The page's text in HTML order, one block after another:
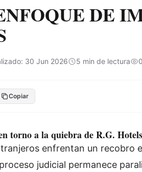
DE
30 Jun 2026 5 min de lectura 0
Copiar
torno a la quiebra de R.G. Hotels
enfrentan un recobro
judicial permanece